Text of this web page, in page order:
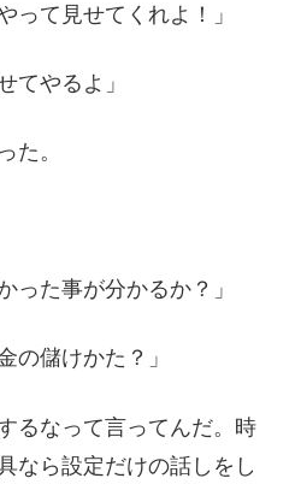
って見せてくれよ！」
てやるよ」
た。
った事が分かるか？」
の儲けかた？」
るなって言ってんだ。時
なら設定だけの話しをし